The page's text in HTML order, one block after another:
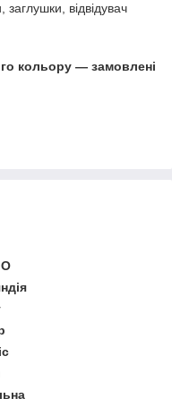
відвідувач
кольору — замовлені